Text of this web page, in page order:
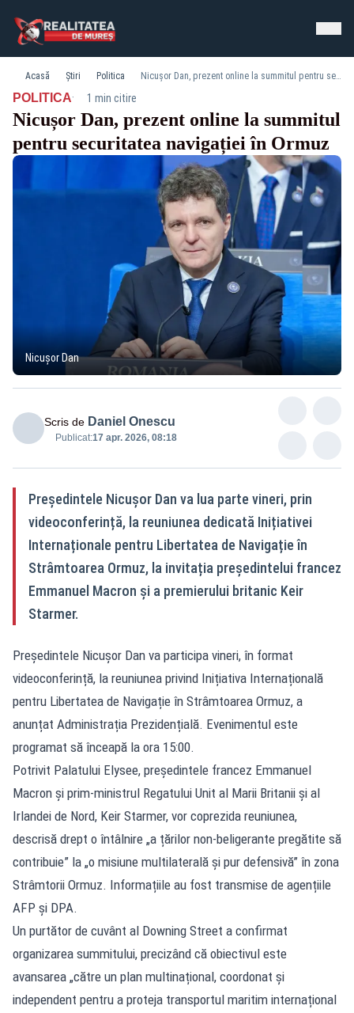
Acasă Știri Politica Nicușor Dan, prezent online la summitul pentru securitatea navigației în Ormuz
POLITICA· 1 min citire
Nicușor Dan, prezent online la summitul
pentru securitatea navigației în Ormuz
Nicușor Dan
Scris de Daniel Onescu
Publicat:17 apr. 2026, 08:18
Președintele Nicușor Dan va lua parte vineri, prin
videoconferință, la reuniunea dedicată Inițiativei
Internaționale pentru Libertatea de Navigație în
Strâmtoarea Ormuz, la invitația președintelui francez
Emmanuel Macron și a premierului britanic Keir
Starmer.
Președintele Nicușor Dan va participa vineri, în format
videoconferință, la reuniunea privind Inițiativa Internațională
pentru Libertatea de Navigație în Strâmtoarea Ormuz, a
anunțat Administrația Prezidențială. Evenimentul este
programat să înceapă la ora 15:00.
Potrivit Palatului Elysee, președintele francez Emmanuel
Macron și prim-ministrul Regatului Unit al Marii Britanii și al
Irlandei de Nord, Keir Starmer, vor coprezida reuniunea,
descrisă drept o întâlnire „a țărilor non-beligerante pregătite să
contribuie” la „o misiune multilaterală și pur defensivă” în zona
Strâmtorii Ormuz. Informațiile au fost transmise de agențiile
AFP și DPA.
Un purtător de cuvânt al Downing Street a confirmat
organizarea summitului, precizând că obiectivul este
avansarea „către un plan multinațional, coordonat și
independent pentru a proteja transportul maritim internațional